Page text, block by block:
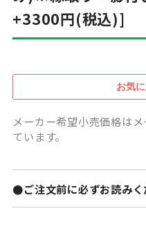
+3300円(税込)]
メーカー希望小売価格は
ています。
●ご注文前に必ずお読み